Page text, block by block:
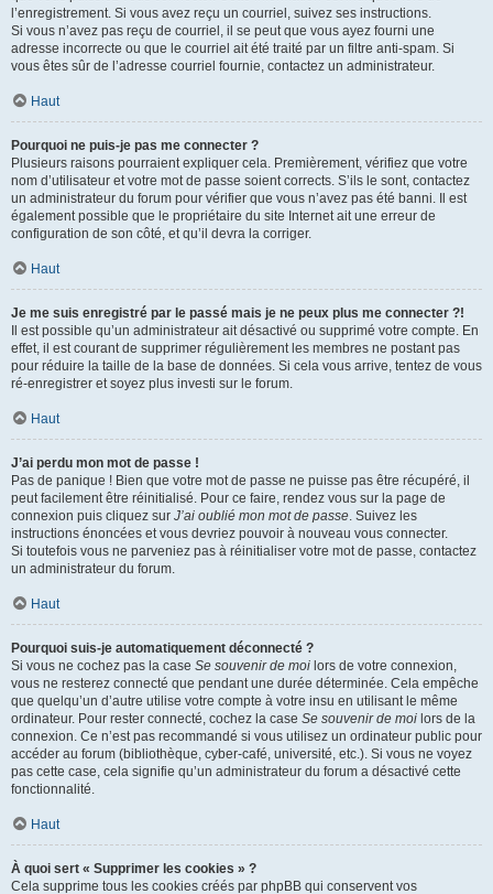
l’enregistrement. Si vous avez reçu un courriel, suivez ses instructions.
Si vous n’avez pas reçu de courriel, il se peut que vous ayez fourni une
adresse incorrecte ou que le courriel ait été traité par un filtre anti-spam. Si
vous êtes sûr de l’adresse courriel fournie, contactez un administrateur.
Haut
Pourquoi ne puis-je pas me connecter ?
Plusieurs raisons pourraient expliquer cela. Premièrement, vérifiez que votre
nom d’utilisateur et votre mot de passe soient corrects. S’ils le sont, contactez
un administrateur du forum pour vérifier que vous n’avez pas été banni. Il est
également possible que le propriétaire du site Internet ait une erreur de
configuration de son côté, et qu’il devra la corriger.
Haut
Je me suis enregistré par le passé mais je ne peux plus me connecter ?!
Il est possible qu’un administrateur ait désactivé ou supprimé votre compte. En
effet, il est courant de supprimer régulièrement les membres ne postant pas
pour réduire la taille de la base de données. Si cela vous arrive, tentez de vous
ré-enregistrer et soyez plus investi sur le forum.
Haut
J’ai perdu mon mot de passe !
Pas de panique ! Bien que votre mot de passe ne puisse pas être récupéré, il
peut facilement être réinitialisé. Pour ce faire, rendez vous sur la page de
connexion puis cliquez sur J’ai oublié mon mot de passe. Suivez les
instructions énoncées et vous devriez pouvoir à nouveau vous connecter.
Si toutefois vous ne parveniez pas à réinitialiser votre mot de passe, contactez
un administrateur du forum.
Haut
Pourquoi suis-je automatiquement déconnecté ?
Si vous ne cochez pas la case Se souvenir de moi lors de votre connexion,
vous ne resterez connecté que pendant une durée déterminée. Cela empêche
que quelqu’un d’autre utilise votre compte à votre insu en utilisant le même
ordinateur. Pour rester connecté, cochez la case Se souvenir de moi lors de la
connexion. Ce n’est pas recommandé si vous utilisez un ordinateur public pour
accéder au forum (bibliothèque, cyber-café, université, etc.). Si vous ne voyez
pas cette case, cela signifie qu’un administrateur du forum a désactivé cette
fonctionnalité.
Haut
À quoi sert « Supprimer les cookies » ?
Cela supprime tous les cookies créés par phpBB qui conservent vos